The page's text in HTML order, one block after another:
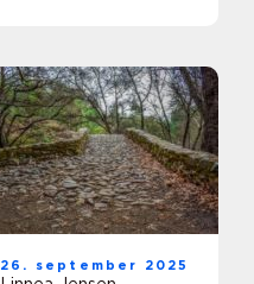
26. september 2025